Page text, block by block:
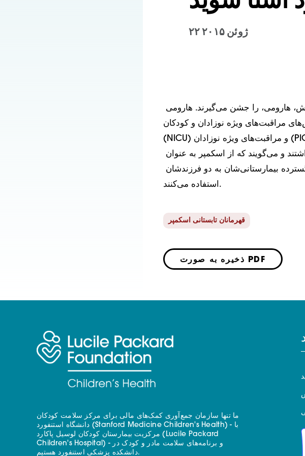
۲۲ ژوئن ۲۰۱۵
در سال ۲۰۰۵ پس از ۱۳ هفته بستری شدن در بخش‌های مراقبت‌های ویژه نوزادان و کودکان
(NICU) و مراقبت‌های ویژه نوزادان (PICU) بیمارستان ما درگذشت. آن‌ها نام کوچکترین دخترشان،
استفاده می‌کنند.
قهرمانان تابستانی اسکمپر
ذخیره به صورت PDF
ما تنها سازمان جمع‌آوری کمک‌های مالی برای مرکز سلامت کودکان
دانشگاه استنفورد (Stanford Medicine Children's Health) - با
مرکزیت بیمارستان کودکان لوسیل پاکارد (Lucile Packard
Children's Hospital) - و برنامه‌های سلامت مادر و کودک در
دانشکده پزشکی استنفورد هستیم.